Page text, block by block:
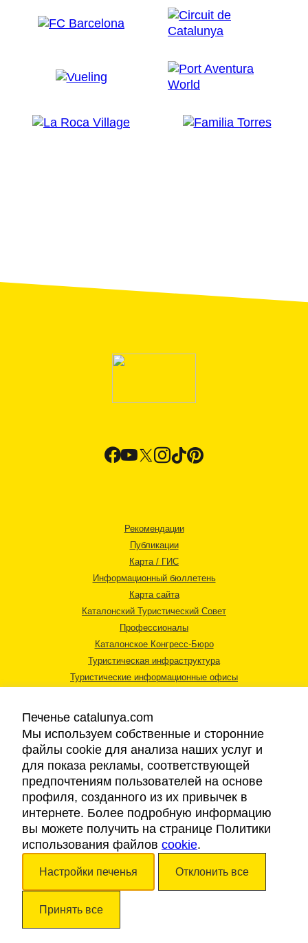
Рекомендации
Публикации
Карта / ГИС
Информационный бюллетень
Карта сайта
Каталонский Туристический Совет
Профессионалы
Каталонское Конгресс-Бюро
Туристическая инфраструктура
Туристические информационные офисы
Правовая информация
Cookies
Доступность
Авторские права © 2026. Каталонский Туристический Совет. Все права
Печенье catalunya.com
Мы используем собственные и сторонние
файлы cookie для анализа наших услуг и
для показа рекламы, соответствующей
предпочтениям пользователей на основе
профиля, созданного из их привычек в
интернете. Более подробную информацию
вы можете получить на странице Политики
использования файлов cookie.
Настройки печенья Отклонить все
Принять все